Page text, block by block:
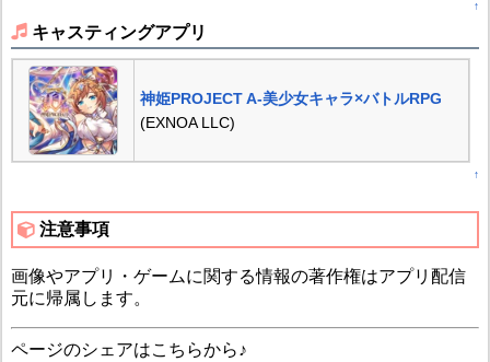
↑
キャスティングアプリ
神姫PROJECT A-美少女キャラ×バトルRPG
(EXNOA LLC)
↑
注意事項
画像やアプリ・ゲームに関する情報の著作権はアプリ配信
元に帰属します。
ページのシェアはこちらから♪